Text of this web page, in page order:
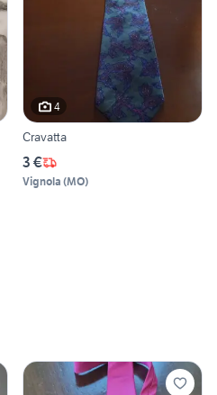
4
Cravatta
3 €
Vignola (MO)